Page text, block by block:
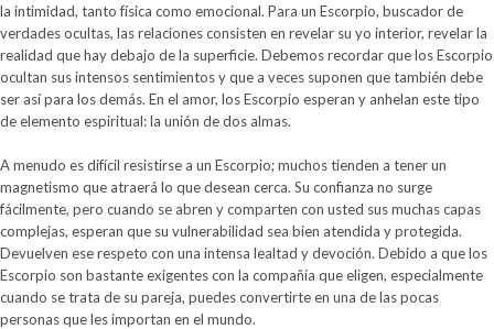
la intimidad, tanto física como emocional. Para un Escorpio, buscador de
verdades ocultas, las relaciones consisten en revelar su yo interior, revelar la
realidad que hay debajo de la superficie. Debemos recordar que los Escorpio
ocultan sus intensos sentimientos y que a veces suponen que también debe
ser así para los demás. En el amor, los Escorpio esperan y anhelan este tipo
de elemento espiritual: la unión de dos almas.
A menudo es difícil resistirse a un Escorpio; muchos tienden a tener un
magnetismo que atraerá lo que desean cerca. Su confianza no surge
fácilmente, pero cuando se abren y comparten con usted sus muchas capas
complejas, esperan que su vulnerabilidad sea bien atendida y protegida.
Devuelven ese respeto con una intensa lealtad y devoción. Debido a que los
Escorpio son bastante exigentes con la compañía que eligen, especialmente
cuando se trata de su pareja, puedes convertirte en una de las pocas
personas que les importan en el mundo.